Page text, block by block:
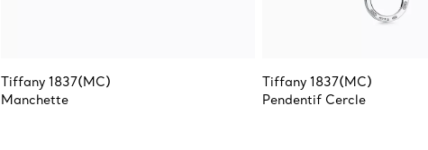
Tiffany 1837(MC)
Manchette
Tiffany 1837(MC)
Pendentif Cercle